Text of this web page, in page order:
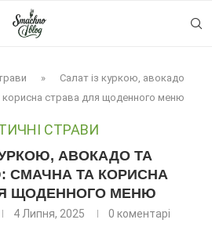
»
Салат із куркою, авокадо
корисна страва для щоденного меню
СТРАВИ
АВОКАДО ТА
СМАЧНА ТА КОРИСНА
ЩОДЕННОГО МЕНЮ
4 Липня, 2025 0 коментарі